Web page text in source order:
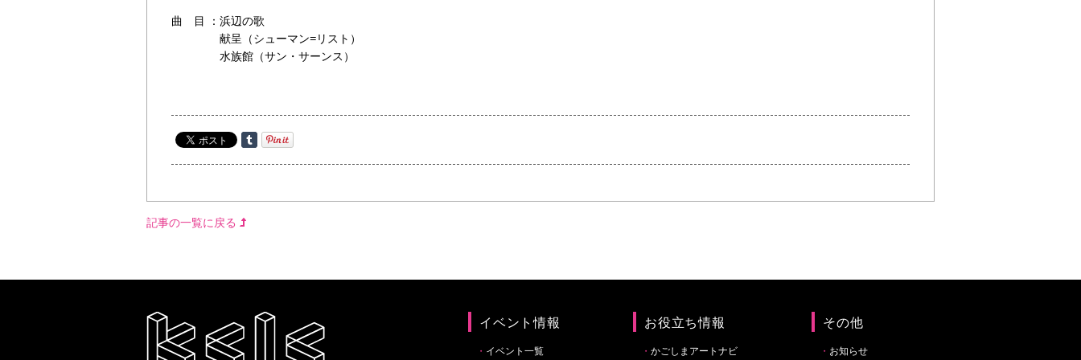
曲 目 ：浜辺の歌
献呈（シューマン=リスト）
水族館（サン・サーンス）
記事の一覧に戻る
イベント情報
イベント一覧
お役立ち情報
かごしまアートナビ
その他
お知らせ